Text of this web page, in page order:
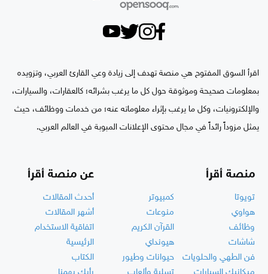
اقرأ السوق المفتوح هي منصة تهدف إلى زيادة وعي القارئ العربي، وتزويده
بمعلومات صحيحة وموثوقة حول كل ما يرغب بشرائه؛ كالعقارات، والسيارات،
والإلكترونيات، وكل ما يرغب بإثراء معلوماته عنه؛ من خدمات ووظائف، حيث
يمثل مزوداً رائداً في مجال محتوى الإعلانات المبوبة في العالم العربي.
منصة أقرأ
تويوتا
كمبيوتر
هواوي
منوعات
وظائف
القرآن الكريم
شاشات
هيونداي
فن الطهي والحلويات
حيوانات وطيور
عن منصة أقرأ
أحدث المقالات
أشهر المقالات
اتفاقية الاستخدام
الرئيسية
الكتاب